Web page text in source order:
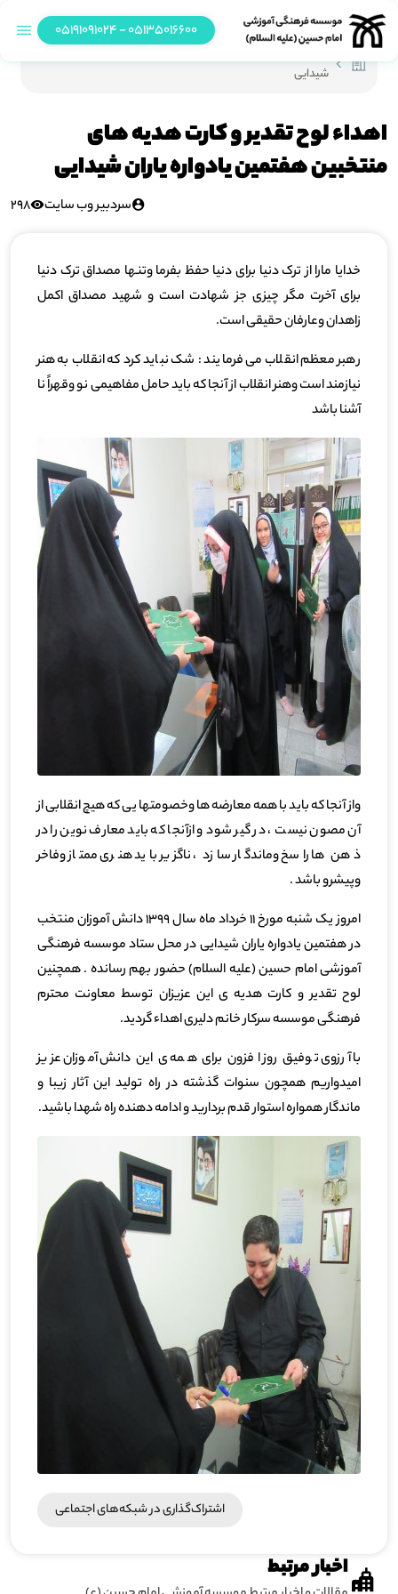
05135016600 - 05191091024
شیدایی
اهداء لوح تقدیر و کارت هدیه های
منتخبین هفتمین یادواره یاران شیدایی
سردبیر وب سایت 298
خدایا مارا از ترک دنیا برای دنیا حفظ بفرما وتنها مصداق ترک دنیا
برای آخرت مگر چیزی جز شهادت است و شهید مصداق اکمل
زاهدان وعارفان حقیقی است.
رهبر معظم انقلاب می فرمایند : شک نباید کرد که انقلاب به هنر
نیازمند است وهنر انقلاب از آنجا که باید حامل مفاهیمی نو وقهراً نا
آشنا باشد
واز آنجا که باید با همه معارضه ها وخصومتها یی که هیچ انقلابی از
آن مصون نیست ، در گیر شود و ازآنجا که باید معارف نوین را در
ذهن ها راسخ وماندگار سازد ، ناگزیر باید هنری ممتاز وفاخر
وپیشرو باشد .
امروز یک شنبه مورخ 11 خرداد ماه سال 1399 دانش آموزان منتخب
در هفتمین یادواره یاران شیدایی در محل ستاد موسسه فرهنگی
آموزشی امام حسین (علیه السلام) حضور بهم رسانده . همچنین
لوح تقدیر و کارت هدیه ی این عزیزان توسط معاونت محترم
فرهنگی موسسه سرکار خانم دلیری اهداء گردید.
با آرزوی توفیق روز افزون برای همه ی این دانش آموزان عزیز
امیدواریم همچون سنوات گذشته در راه تولید این آثار زیبا و
ماندگار همواره استوار قدم بردارید و ادامه دهنده راه شهدا باشید.
اشتراک‌گذاری در شبکه‎‌های اجتماعی
اخبار مرتبط